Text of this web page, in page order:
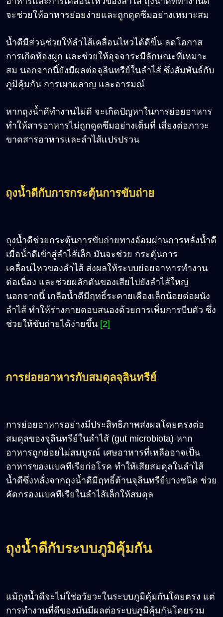
จะช่วยให้อาหารย่อยง่ายและถูกดูดซึมอย่างเหมาะสม
น้ำดีมีส่วนช่วยให้ลำไส้เคลื่อนไหวได้ดีขึ้น ลดโอกาส
การเกิดท้องผูก และช่วยให้อุจจาระมีลักษณะที่เหมาะ
สม นอกจากนี้ยังมีผลต่อจุลินทรีย์ในลำไส้ ซึ่งสัมพันธ์กับ
ภูมิคุ้มกัน การเผาผลาญ และอารมณ์
หากถุงน้ำดีทำงานไม่ดี จะเกิดปัญหาในการย่อยอาหาร
ทำให้สารอาหารไม่ถูกดูดซึมอย่างเต็มที่ เสี่ยงต่อภาวะ
ขาดสารอาหารและลำไส้แปรปรวน
ถุงน้ำดีกับการกระตุ้นการขับถ่าย
ถุงน้ำดีช่วยกระตุ้นการขับถ่ายทางอ้อมผ่านการหลั่งน้ำดี
เมื่อน้ำดีเข้าสู่ลำไส้เล็ก มันจะช่วย กระตุ้นการ
เคลื่อนไหวของลำไส้ ส่งผลให้ระบบย่อยอาหารทำงาน
ต่อเนื่อง และช่วยผลักดันของเสียไปยังลำไส้ใหญ่
นอกจากนี้ เกลือน้ำดีมีฤทธิ์ระคายเคืองเล็กน้อยต่อผนัง
ลำไส้ ทำให้ร่างกายตอบสนองด้วยการเพิ่มการบีบตัว ซึ่ง
ช่วยให้ขับถ่ายได้ง่ายขึ้น [2]
การย่อยอาหารกับสมดุลจุลินทรีย์
การย่อยอาหารอย่างมีประสิทธิภาพส่งผลโดยตรงต่อ
สมดุลของจุลินทรีย์ในลำไส้ (gut microbiota) หาก
อาหารถูกย่อยไม่สมบูรณ์ เศษอาหารที่เหลืออาจเป็น
อาหารของแบคทีเรียก่อโรค ทำให้เสียสมดุลในลำไส้
น้ำดีซึ่งหลั่งจากถุงน้ำดีมีฤทธิ์ต้านจุลินทรีย์บางชนิด ช่วย
คัดกรองแบคทีเรียในลำไส้เล็กให้สมดุล
ถุงน้ำดีกับระบบภูมิคุ้มกัน
แม้ถุงน้ำดีจะไม่ใช่อวัยวะในระบบภูมิคุ้มกันโดยตรง แต่
การทำงานที่ดีของมันมีผลต่อระบบภูมิคุ้มกันโดยรวม